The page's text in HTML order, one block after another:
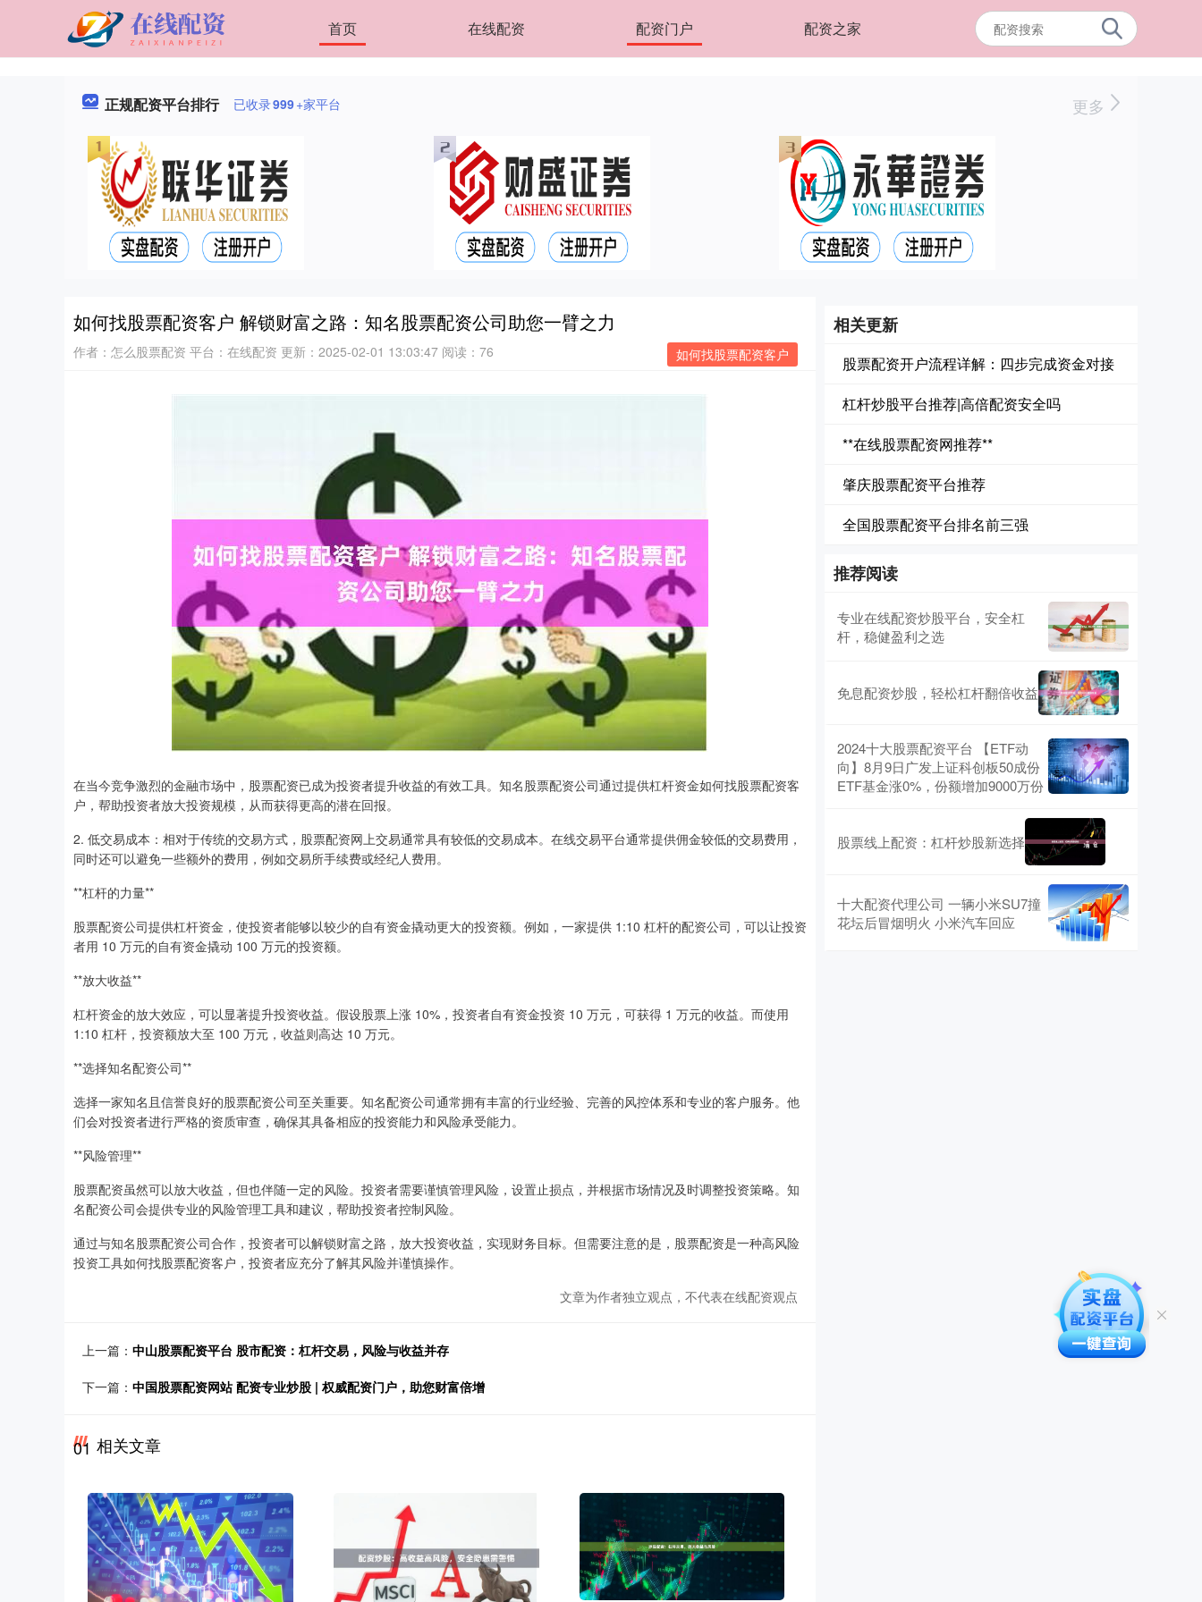
首页 在线配资 配资门户 配资之家
正规配资平台排行 已收录999+家平台 更多
如何找股票配资客户 解锁财富之路：知名股票配资公司助您一臂之力
如何找股票配资客户
作者：怎么股票配资 平台：在线配资 更新：2025-02-01 13:03:47 阅读：76
在当今竞争激烈的金融市场中，股票配资已成为投资者提升收益的有效工具。知名股票配资公司通过提供杠杆资金如何找股票配资客
户，帮助投资者放大投资规模，从而获得更高的潜在回报。
2. 低交易成本：相对于传统的交易方式，股票配资网上交易通常具有较低的交易成本。在线交易平台通常提供佣金较低的交易费用，
同时还可以避免一些额外的费用，例如交易所手续费或经纪人费用。
**杠杆的力量**
股票配资公司提供杠杆资金，使投资者能够以较少的自有资金撬动更大的投资额。例如，一家提供 1:10 杠杆的配资公司，可以让投资
者用 10 万元的自有资金撬动 100 万元的投资额。
**放大收益**
杠杆资金的放大效应，可以显著提升投资收益。假设股票上涨 10%，投资者自有资金投资 10 万元，可获得 1 万元的收益。而使用
1:10 杠杆，投资额放大至 100 万元，收益则高达 10 万元。
**选择知名配资公司**
选择一家知名且信誉良好的股票配资公司至关重要。知名配资公司通常拥有丰富的行业经验、完善的风控体系和专业的客户服务。他
们会对投资者进行严格的资质审查，确保其具备相应的投资能力和风险承受能力。
**风险管理**
股票配资虽然可以放大收益，但也伴随一定的风险。投资者需要谨慎管理风险，设置止损点，并根据市场情况及时调整投资策略。知
名配资公司会提供专业的风险管理工具和建议，帮助投资者控制风险。
通过与知名股票配资公司合作，投资者可以解锁财富之路，放大投资收益，实现财务目标。但需要注意的是，股票配资是一种高风险
投资工具如何找股票配资客户，投资者应充分了解其风险并谨慎操作。
文章为作者独立观点，不代表在线配资观点
上一篇： 中山股票配资平台 股市配资：杠杆交易，风险与收益并存
下一篇： 中国股票配资网站 配资专业炒股 | 权威配资门户，助您财富倍增
01 相关文章
相关更新
股票配资开户流程详解：四步完成资金对接
杠杆炒股平台推荐|高倍配资安全吗
**在线股票配资网推荐**
肇庆股票配资平台推荐
全国股票配资平台排名前三强
推荐阅读
专业在线配资炒股平台，安全杠
杆，稳健盈利之选
免息配资炒股，轻松杠杆翻倍收益
2024十大股票配资平台 【ETF动
向】8月9日广发上证科创板50成份
ETF基金涨0%，份额增加9000万份
股票线上配资：杠杆炒股新选择
十大配资代理公司 一辆小米SU7撞
花坛后冒烟明火 小米汽车回应